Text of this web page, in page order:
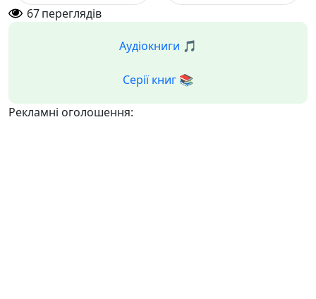
67переглядів
Аудіокниги 🎵
Серії книг 📚
Рекламні оголошення: